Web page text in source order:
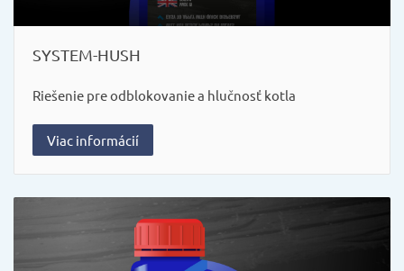
SYSTEM-HUSH
Riešenie pre odblokovanie a hlučnosť kotla
Viac informácií